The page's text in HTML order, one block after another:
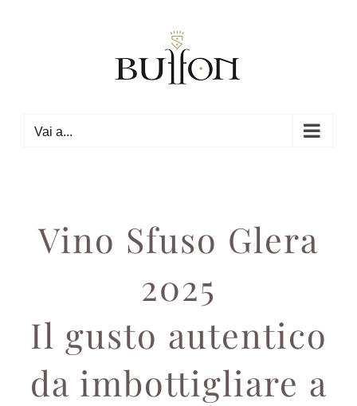
Vai a...
Vino Sfuso Glera
2025
Il gusto autentico
da imbottigliare a